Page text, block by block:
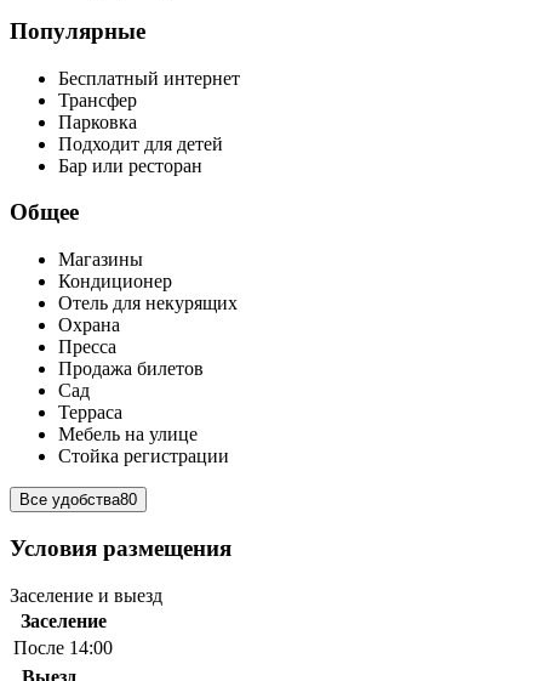
Популярные
Бесплатный интернет
Трансфер
Парковка
Подходит для детей
Бар или ресторан
Общее
Магазины
Кондиционер
Отель для некурящих
Охрана
Пресса
Продажа билетов
Сад
Терраса
Мебель на улице
Стойка регистрации
Все удобства80
Условия размещения
Заселение и выезд
Заселение
После 14:00
Выезд